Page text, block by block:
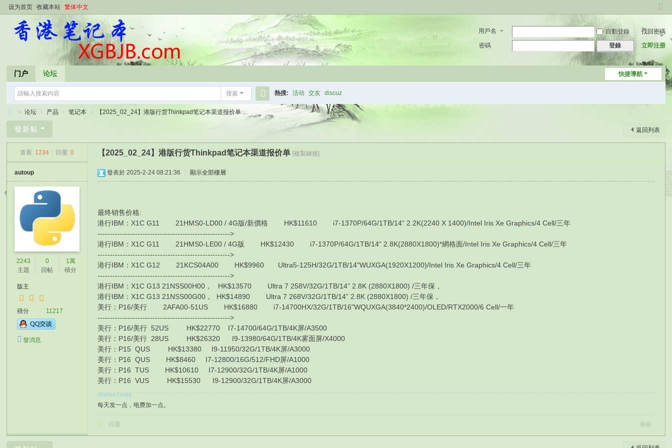
设为首页 收藏本站 繁体中文
切
到
窄
用戶名 自動登錄
找回密碼
密碼
登錄 立即注册
快捷導航
门户 论坛
搜索
索
熱搜: 活动 交友 discuz
香
港
记
本
» 论坛 › 产品 › 笔记本 › 【2025_02_24】港版行货Thinkpad笔记本渠道报价单 ...
返回列表
發新帖
查看: 1234 回覆: 0 【2025_02_24】港版行货Thinkpad笔记本渠道报价单 [複製鏈接]
autoup
2243
主題
0
回帖
1萬
積分
版主
積分 11217
發消息
發表於 2025-2-24 08:21:36 顯示全部樓層
最终销售价格:
港行IBM： X1C G11 21HMS0-LD00 / 4G版/新價格 HK$11610 i7-1370P/64G/1TB/14“ 2.2K(2240 X 1400)/Intel Iris Xe Graphics/4 Cell/三年
----------------------------------------------------->
港行IBM：X1C G11 21HMS0-LE00 / 4G版 HK$12430 i7-1370P/64G/1TB/14“ 2.8K(2880X1800)*網格面/Intel Iris Xe Graphics/4 Cell/三年
----------------------------------------------------->
港行IBM：X1C G12 21KCS04A00 HK$9960 Ultra5-125H/32G/1TB/14"WUXGA(1920X1200)/Intel Iris Xe Graphics/4 Cell/三年
----------------------------------------------------->
港行IBM：X1C G13 21NSS00H00， HK$13570 Ultra 7 258V/32G/1TB/14” 2.8K (2880X1800) /三年保，
港行IBM：X1C G13 21NSS00G00， HK$14890 Ultra 7 268V/32G/1TB/14” 2.8K (2880X1800) /三年保，
美行： P16/美行 2AFA00-51US HK$16880 i7-14700HX/32G/1TB/16"WQUXGA(3840*2400)/OLED/RTX2000/6 Cell/一年
----------------------------------------------------->
美行： P16/美行 52US HK$22770 I7-14700/64G/1TB/4K屏/A3500
美行： P16/美行 28US HK$26320 I9-13980/64G/1TB/4K雾面屏/X4000
美行：P15 QUS HK$13380 I9-11950/32G/1TB/4K屏/A3000
美行：P16 QUS HK$8460 I7-12800/16G/512/FHD屏/A1000
美行：P16 TUS HK$10610 I7-12900/32G/1TB/4K屏/A1000
美行： P16 VUS HK$15530 I9-12900/32G/1TB/4K屏/A3000
每天发一点，电费加一点。
回覆 舉報